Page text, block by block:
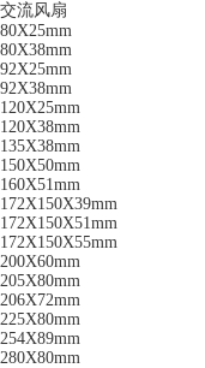
交流风扇
80X25mm
80X38mm
92X25mm
92X38mm
120X25mm
120X38mm
135X38mm
150X50mm
160X51mm
172X150X39mm
172X150X51mm
172X150X55mm
200X60mm
205X80mm
206X72mm
225X80mm
254X89mm
280X80mm